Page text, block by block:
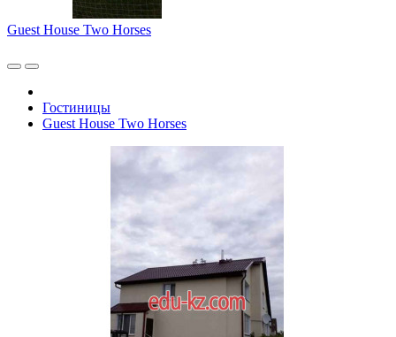
Guest House Two Horses
Гостиницы
Guest House Two Horses